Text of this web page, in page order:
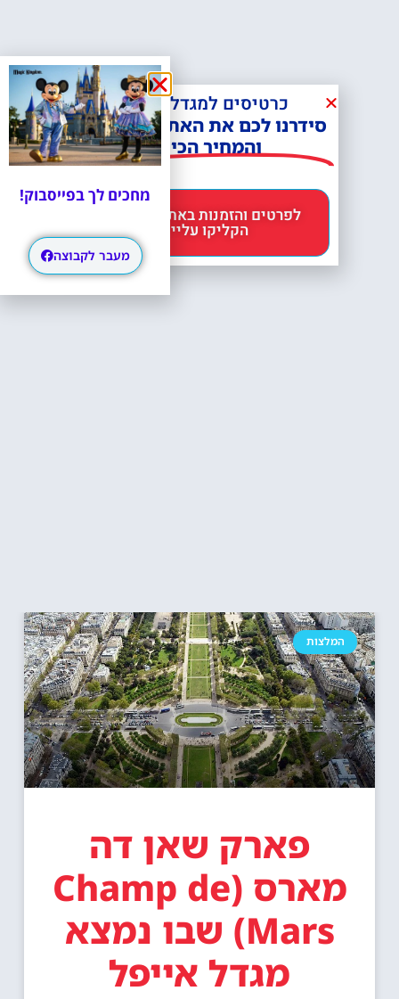
המלצות
פארק שאן דה
מארס (Champ de
Mars) שבו נמצא
מגדל אייפל
כרטיסים למגדל אייפל?
סידרנו לכם את האתר הכי אמין -
והמחיר הכי זול!
הקליקו עליי 😊
מחכים לך בפייסבוק!
מעבר לקבוצה